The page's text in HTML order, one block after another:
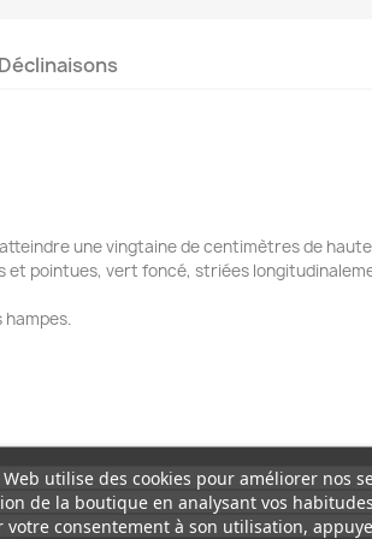
Déclinaisons
une vingtaine de centimètres de
et pointues, vert foncé, striées
hampes.
Web utilise des cookies pour améliorer nos
de la boutique en analysant vos
votre consentement à son utilisation,